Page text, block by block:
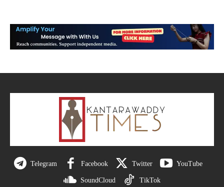
Telegram Facebook Twitter YouTube
SoundCloud TikTok